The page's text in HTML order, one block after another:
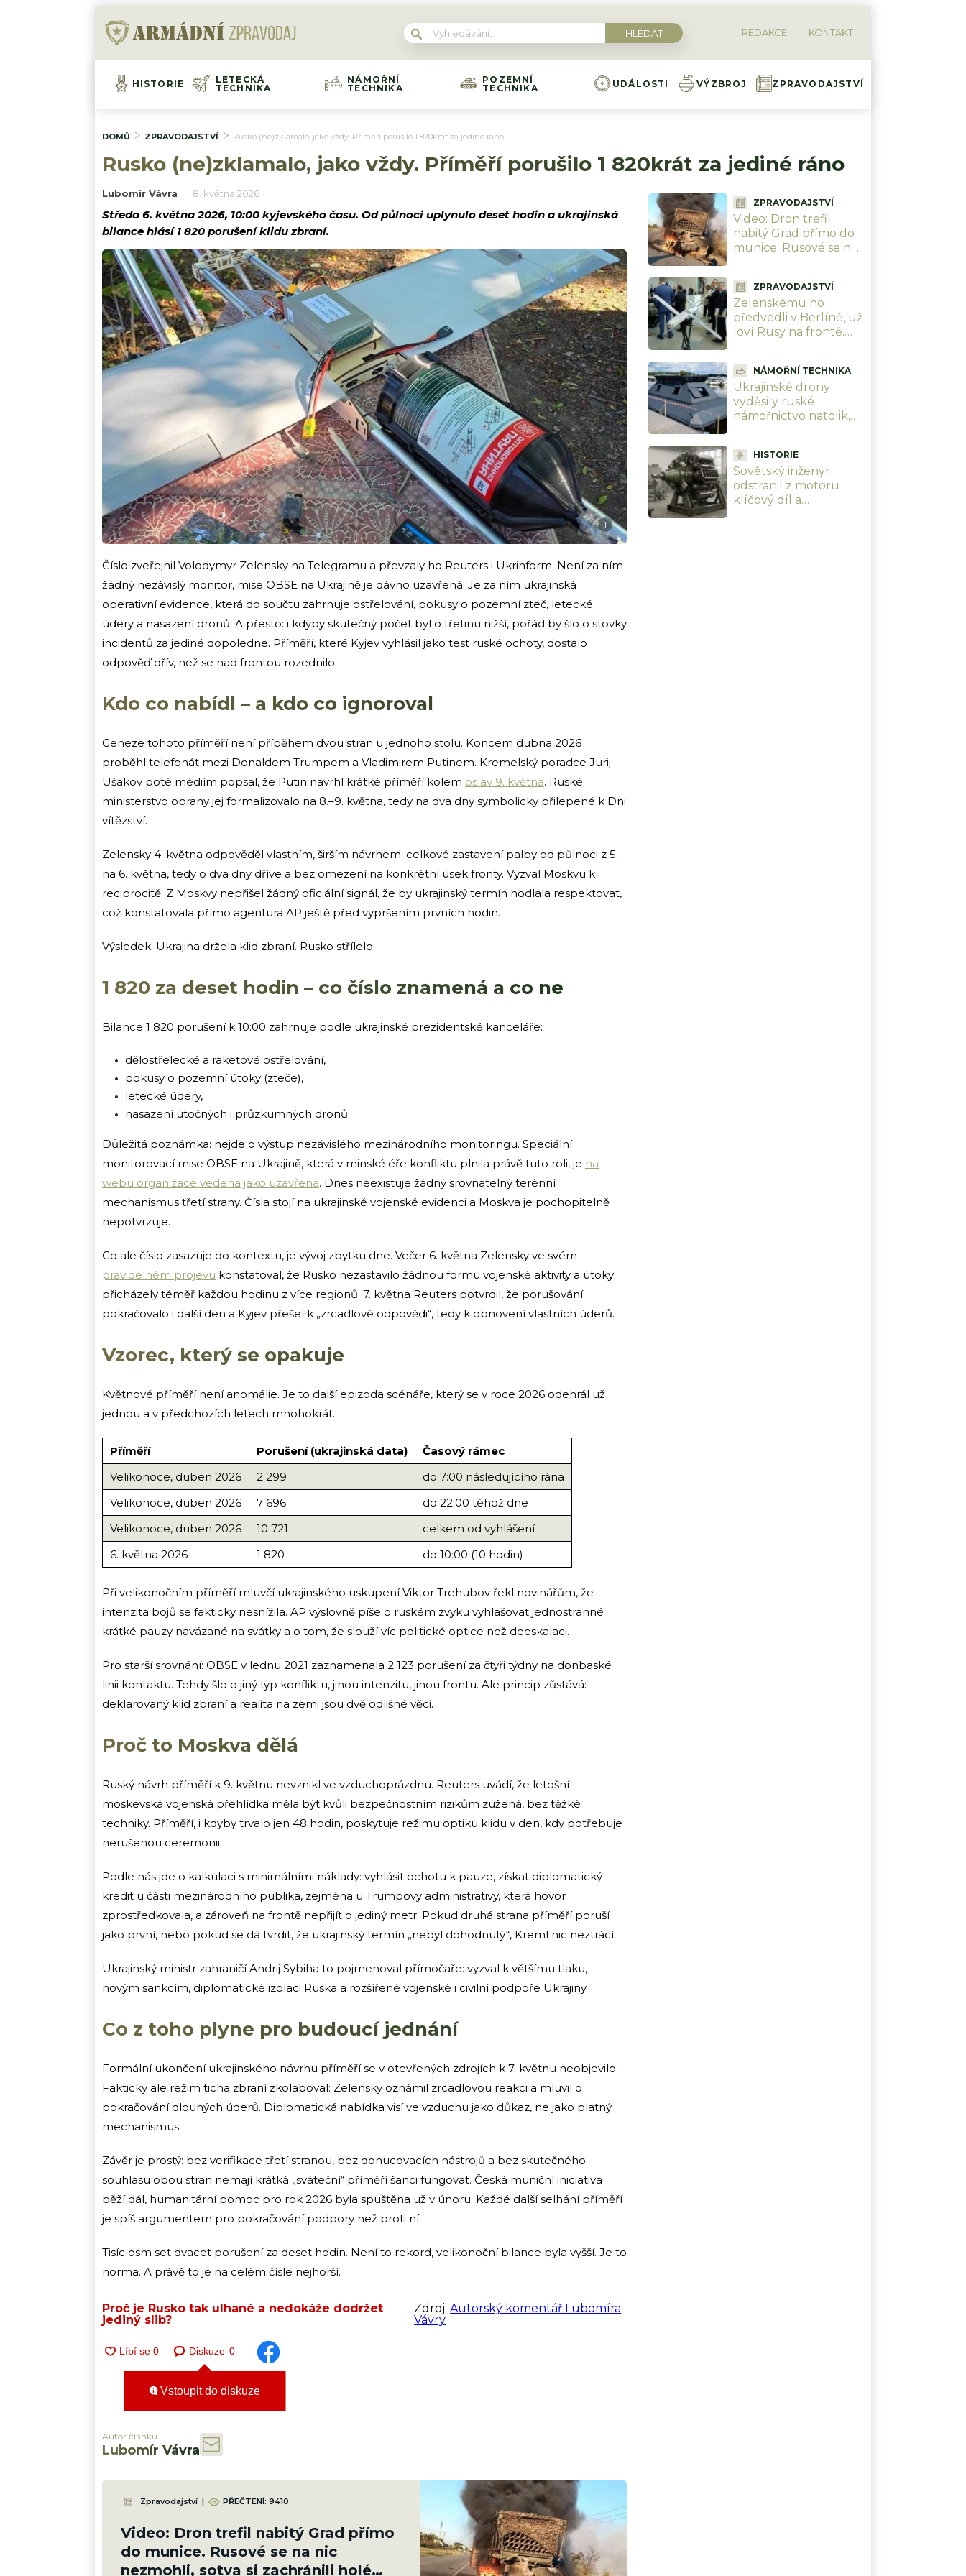
REDAKCE KONTAKT
HISTORIE
LETECKÁ
TECHNIKA
NÁMOŘNÍ
TECHNIKA
POZEMNÍ
TECHNIKA
UDÁLOSTI VÝZBROJ ZPRAVODAJSTVÍ
DOMŮ ZPRAVODAJSTVÍ Rusko (ne)zklamalo, jako vždy. Příměří porušilo 1 820krát za jediné ráno
Rusko (ne)zklamalo, jako vždy. Příměří porušilo 1 820krát za jediné ráno
Lubomír Vávra 8. května 2026
Středa 6. května 2026, 10:00 kyjevského času. Od půlnoci uplynulo deset hodin a ukrajinská
bilance hlásí 1 820 porušení klidu zbraní.
i
Číslo zveřejnil Volodymyr Zelensky na Telegramu a převzaly ho Reuters i Ukrinform. Není za ním
žádný nezávislý monitor, mise OBSE na Ukrajině je dávno uzavřená. Je za ním ukrajinská
operativní evidence, která do součtu zahrnuje ostřelování, pokusy o pozemní zteč, letecké
údery a nasazení dronů. A přesto: i kdyby skutečný počet byl o třetinu nižší, pořád by šlo o stovky
incidentů za jediné dopoledne. Příměří, které Kyjev vyhlásil jako test ruské ochoty, dostalo
odpověď dřív, než se nad frontou rozednilo.
Kdo co nabídl – a kdo co ignoroval
Geneze tohoto příměří není příběhem dvou stran u jednoho stolu. Koncem dubna 2026
proběhl telefonát mezi Donaldem Trumpem a Vladimirem Putinem. Kremelský poradce Jurij
Ušakov poté médiím popsal, že Putin navrhl krátké příměří kolem oslav 9. května. Ruské
ministerstvo obrany jej formalizovalo na 8.–9. května, tedy na dva dny symbolicky přilepené k Dni
vítězství.
Zelensky 4. května odpověděl vlastním, širším návrhem: celkové zastavení palby od půlnoci z 5.
na 6. května, tedy o dva dny dříve a bez omezení na konkrétní úsek fronty. Vyzval Moskvu k
reciprocitě. Z Moskvy nepřišel žádný oficiální signál, že by ukrajinský termín hodlala respektovat,
což konstatovala přímo agentura AP ještě před vypršením prvních hodin.
Výsledek: Ukrajina držela klid zbraní. Rusko střílelo.
1 820 za deset hodin – co číslo znamená a co ne
Bilance 1 820 porušení k 10:00 zahrnuje podle ukrajinské prezidentské kanceláře:
dělostřelecké a raketové ostřelování,
pokusy o pozemní útoky (zteče),
letecké údery,
nasazení útočných i průzkumných dronů.
Důležitá poznámka: nejde o výstup nezávislého mezinárodního monitoringu. Speciální
monitorovací mise OBSE na Ukrajině, která v minské éře konfliktu plnila právě tuto roli, je na
webu organizace vedena jako uzavřená. Dnes neexistuje žádný srovnatelný terénní
mechanismus třetí strany. Čísla stojí na ukrajinské vojenské evidenci a Moskva je pochopitelně
nepotvrzuje.
Co ale číslo zasazuje do kontextu, je vývoj zbytku dne. Večer 6. května Zelensky ve svém
pravidelném projevu konstatoval, že Rusko nezastavilo žádnou formu vojenské aktivity a útoky
přicházely téměř každou hodinu z více regionů. 7. května Reuters potvrdil, že porušování
pokračovalo i další den a Kyjev přešel k „zrcadlové odpovědi“, tedy k obnovení vlastních úderů.
Vzorec, který se opakuje
Květnové příměří není anomálie. Je to další epizoda scénáře, který se v roce 2026 odehrál už
jednou a v předchozích letech mnohokrát.
Příměří Porušení (ukrajinská data)
Časový rámec
Velikonoce, duben 2026
2 299
do 7:00 následujícího rána
Velikonoce, duben 2026
7 696
do 22:00 téhož dne
Velikonoce, duben 2026
10 721
celkem od vyhlášení
6. května 2026
1 820 do 10:00 (10 hodin)
Při velikonočním příměří mluvčí ukrajinského uskupení Viktor Trehubov řekl novinářům, že
intenzita bojů se fakticky nesnížila. AP výslovně píše o ruském zvyku vyhlašovat jednostranné
krátké pauzy navázané na svátky a o tom, že slouží víc politické optice než deeskalaci.
Pro starší srovnání: OBSE v lednu 2021 zaznamenala 2 123 porušení za čtyři týdny na donbaské
linii kontaktu. Tehdy šlo o jiný typ konfliktu, jinou intenzitu, jinou frontu. Ale princip zůstává:
deklarovaný klid zbraní a realita na zemi jsou dvě odlišné věci.
Proč to Moskva dělá
Ruský návrh příměří k 9. květnu nevznikl ve vzduchoprázdnu. Reuters uvádí, že letošní
moskevská vojenská přehlídka měla být kvůli bezpečnostním rizikům zúžená, bez těžké
techniky. Příměří, i kdyby trvalo jen 48 hodin, poskytuje režimu optiku klidu v den, kdy potřebuje
nerušenou ceremonii.
Podle nás jde o kalkulaci s minimálními náklady: vyhlásit ochotu k pauze, získat diplomatický
kredit u části mezinárodního publika, zejména u Trumpovy administrativy, která hovor
zprostředkovala, a zároveň na frontě nepřijít o jediný metr. Pokud druhá strana příměří poruší
jako první, nebo pokud se dá tvrdit, že ukrajinský termín „nebyl dohodnutý“, Kreml nic neztrácí.
Ukrajinský ministr zahraničí Andrij Sybiha to pojmenoval přímočaře: vyzval k většímu tlaku,
novým sankcím, diplomatické izolaci Ruska a rozšířené vojenské i civilní podpoře Ukrajiny.
Co z toho plyne pro budoucí jednání
Formální ukončení ukrajinského návrhu příměří se v otevřených zdrojích k 7. květnu neobjevilo.
Fakticky ale režim ticha zbraní zkolaboval: Zelensky oznámil zrcadlovou reakci a mluvil o
pokračování dlouhých úderů. Diplomatická nabídka visí ve vzduchu jako důkaz, ne jako platný
mechanismus.
Závěr je prostý: bez verifikace třetí stranou, bez donucovacích nástrojů a bez skutečného
souhlasu obou stran nemají krátká „sváteční“ příměří šanci fungovat. Česká muniční iniciativa
běží dál, humanitární pomoc pro rok 2026 byla spuštěna už v únoru. Každé další selhání příměří
je spíš argumentem pro pokračování podpory než proti ní.
Tisíc osm set dvacet porušení za deset hodin. Není to rekord, velikonoční bilance byla vyšší. Je to
norma. A právě to je na celém čísle nejhorší.
Proč je Rusko tak ulhané a nedokáže dodržet
jediný slib?
Zdroj:Autorský komentář Lubomíra
Vávry
Diskuze 0
Vstoupit do diskuze
Autor článku
Lubomír Vávra
Zpravodajství | PŘEČTENÍ: 9410
Video: Dron trefil nabitý Grad přímo
do munice. Rusové se na nic
nezmohli, sotva si zachránili holé
ZPRAVODAJSTVÍ
Video: Dron trefil
nabitý Grad přímo do
munice. Rusové se na
ZPRAVODAJSTVÍ
Zelenskému ho
předvedli v Berlíně, už
loví Rusy na frontě.
vojáci nevidí ani
neslyší
NÁMOŘNÍ TECHNIKA
Ukrajinské drony
vyděsily ruské
námořnictvo natolik,
kulometem. Věří, že to
stačí
HISTORIE
Sovětský inženýr
odstranil z motoru
klíčový díl a